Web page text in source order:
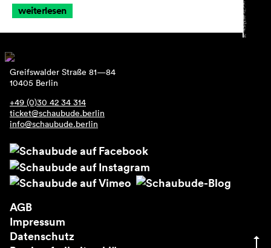
weiterlesen
Greifswalder Straße 81—84
10405 Berlin
+49 (0)30 42 34 314
ticket@schaubude.berlin
info@schaubude.berlin
AGB
Impressum
Datenschutz